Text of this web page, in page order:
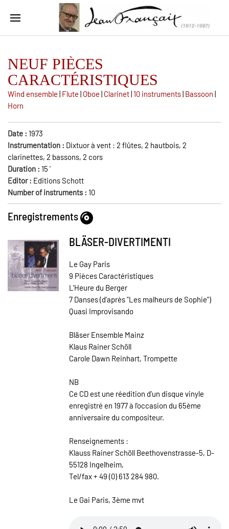
NEUF PIÈCES
CARACTÉRISTIQUES
Wind ensemble | Flute | Oboe | Clarinet| 10 instruments| Bassoon |
Horn
Date : 1973
Instrumentation : Dixtuor à vent : 2 flûtes, 2 hautbois, 2
clarinettes, 2 bassons, 2 cors
Duration : 15 '
Editor : Editions Schott
Number of instruments : 10
Enregistrements
BLÄSER-DIVERTIMENTI
Le Gay Paris
9 Pièces Caractéristiques
L'Heure du Berger
7 Danses (d'après "Les malheurs de Sophie")
Quasi Improvisando
Bläser Ensemble Mainz
Klaus Rainer Schöll
Carole Dawn Reinhart, Trompette
NB
Ce CD est une réedition d'un disque vinyle
enregistré en 1977 à l'occasion du 65ème
anniversaire du compositeur.
Renseignements :
Klauss Rainer Schöll Beethovenstrasse-5, D-
55128 Ingelheim,
Tel/fax + 49 (0) 613 284 980.
Le Gai Paris, 3ème mvt